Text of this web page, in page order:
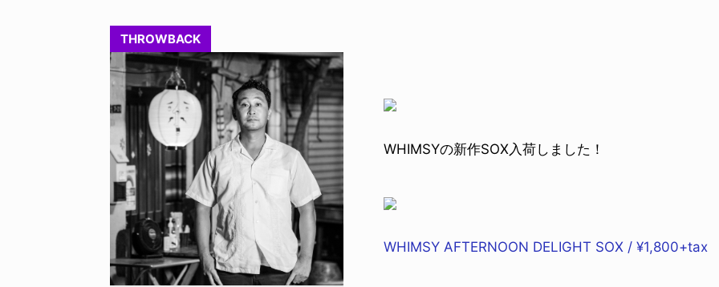
THROWBACK
WHIMSYの新作SOX入荷しました！
WHIMSY AFTERNOON DELIGHT SOX / ¥1,800+tax